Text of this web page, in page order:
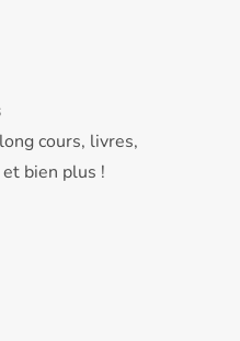
cours, livres,
bien plus !